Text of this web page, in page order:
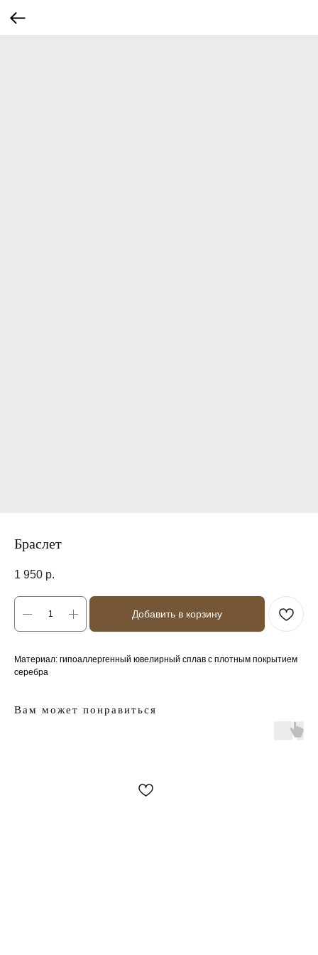
Браслет
1 950 р.
Добавить в корзину
Материал: гипоаллергенный ювелирный сплав с плотным покрытием
серебра
Вам может понравиться